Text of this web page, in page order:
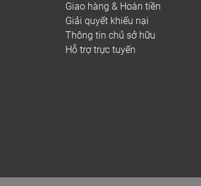
Giao hàng & Hoàn tiền
Giải quyết khiếu nại
Thông tin chủ sở hữu
Hỗ trợ trực tuyến